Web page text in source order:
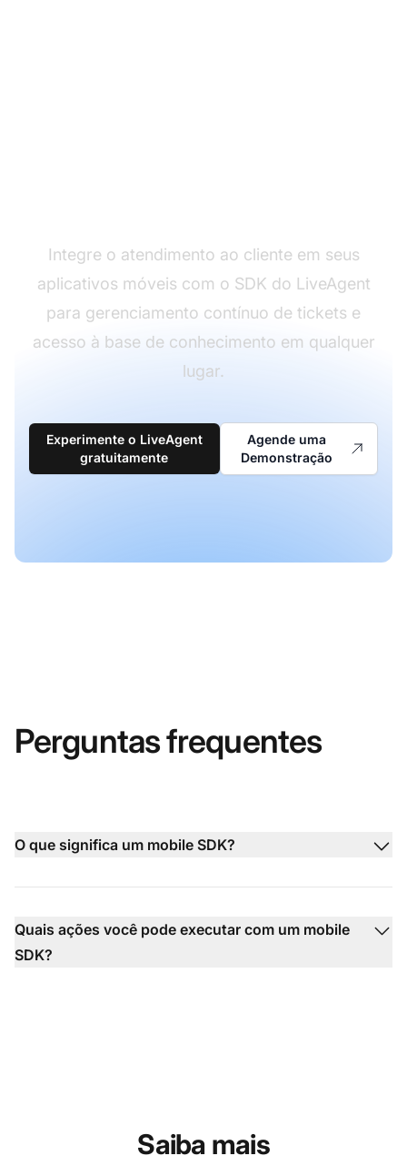
Integre o atendimento ao cliente em seus
aplicativos móveis com o SDK do LiveAgent
para gerenciamento contínuo de tickets e
acesso à base de conhecimento em qualquer
lugar.
Experimente o LiveAgent
gratuitamente
Agende uma
Demonstração
Perguntas frequentes
O que significa um mobile SDK?
Quais ações você pode executar com um mobile
SDK?
Saiba mais